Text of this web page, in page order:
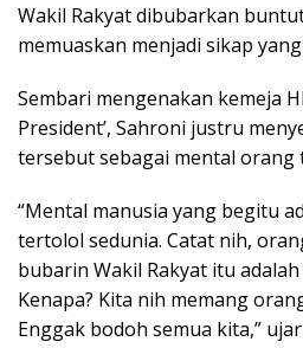
Wakil Rakyat dibubarkan
memuaskan menjadi sikap
Sembari mengenakan kemeja
President’, Sahroni justru
tersebut sebagai mental orang
“Mental manusia yang begitu
tertolol sedunia. Catat nih,
bubarin Wakil Rakyat itu
Kenapa? Kita nih memang
Enggak bodoh semua kita,”